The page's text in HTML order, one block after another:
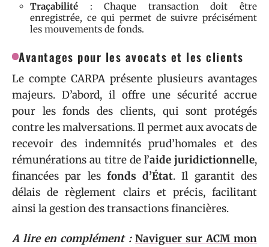
Traçabilité : Chaque transaction doit être
enregistrée, ce qui permet de suivre précisément
les mouvements de fonds.
Avantages pour les avocats et les clients
Le compte CARPA présente plusieurs avantages
majeurs. D’abord, il offre une sécurité accrue
pour les fonds des clients, qui sont protégés
contre les malversations. Il permet aux avocats de
recevoir des indemnités prud’homales et des
rémunérations au titre de l’aide juridictionnelle,
financées par les fonds d’État. Il garantit des
délais de règlement clairs et précis, facilitant
ainsi la gestion des transactions financières.
A lire en complément : Naviguer sur ACM mon